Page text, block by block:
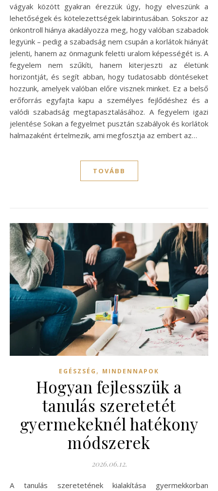
vágyak között gyakran érezzük úgy, hogy elveszünk a
lehetőségek és kötelezettségek labirintusában. Sokszor az
önkontroll hiánya akadályozza meg, hogy valóban szabadok
legyünk – pedig a szabadság nem csupán a korlátok hiányát
jelenti, hanem az önmagunk feletti uralom képességét is. A
fegyelem nem szűkíti, hanem kiterjeszti az életünk
horizontját, és segít abban, hogy tudatosabb döntéseket
hozzunk, amelyek valóban előre visznek minket. Ez a belső
erőforrás egyfajta kapu a személyes fejlődéshez és a
valódi szabadság megtapasztalásához. A fegyelem igazi
jelentése Sokan a fegyelmet pusztán szabályok és korlátok
halmazaként értelmezik, ami megfosztja az embert az…
TOVÁBB
EGÉSZSÉG , MINDENNAPOK
Hogyan fejlesszük a
tanulás szeretetét
gyermekeknél hatékony
módszerek
2026.06.12.
A tanulás szeretetének kialakítása gyermekkorban